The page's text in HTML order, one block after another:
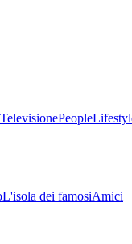
TelevisionePeople
L'isola dei famosiAmici